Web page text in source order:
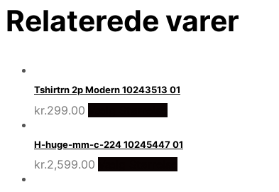
Relaterede varer
Tshirtrn 2p Modern 10243513 01
kr.299.00
H-huge-mm-c-224 10245447 01
kr.2,599.00